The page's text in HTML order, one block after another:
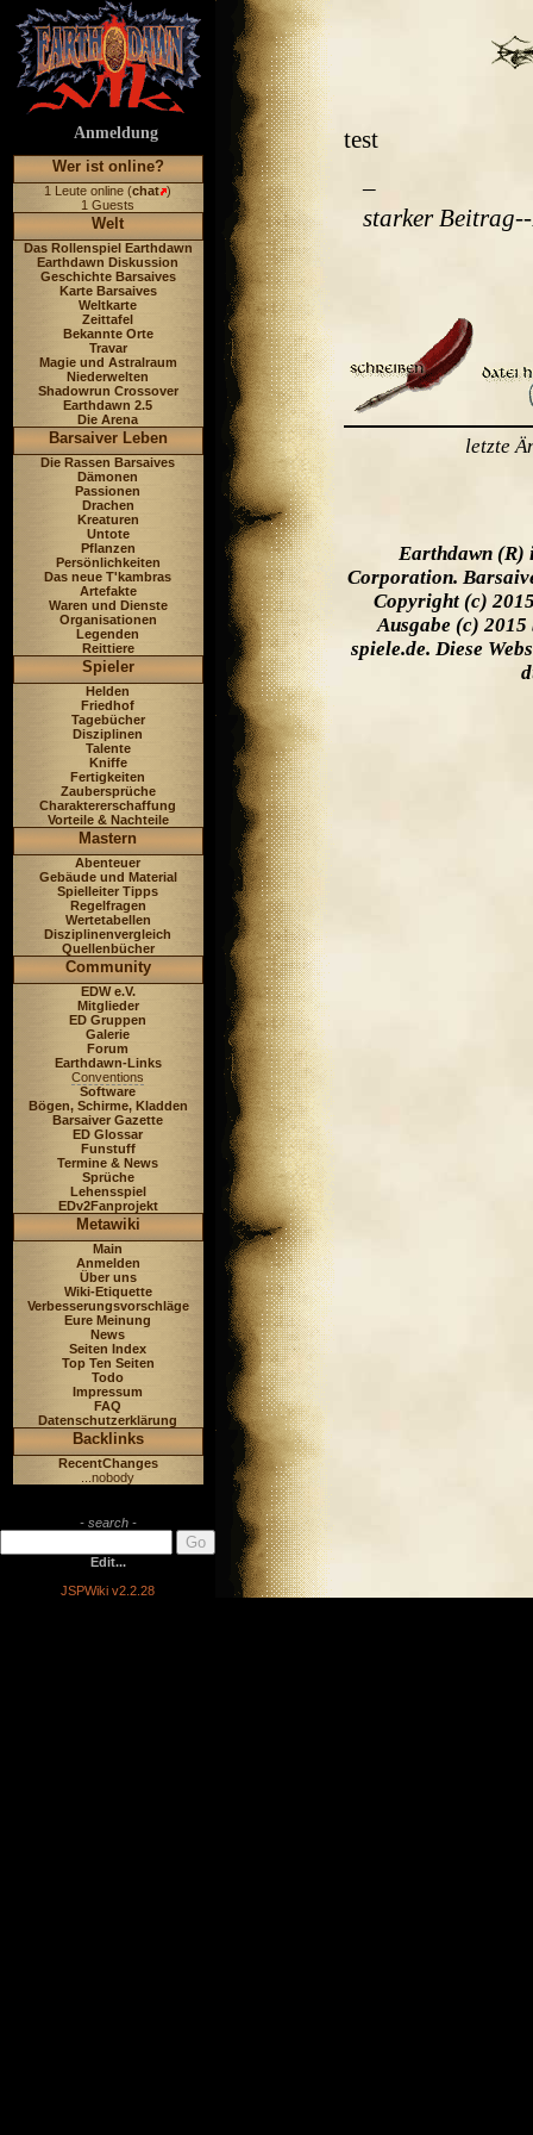
Anmeldung
Wer ist online?
1 Leute online (chat )
1 Guests
Welt
Das Rollenspiel Earthdawn
Earthdawn Diskussion
Geschichte Barsaives
Karte Barsaives
Weltkarte
Zeittafel
Bekannte Orte
Travar
Magie und Astralraum
Niederwelten
Shadowrun Crossover
Earthdawn 2.5
Die Arena
Barsaiver Leben
Die Rassen Barsaives
Dämonen
Passionen
Drachen
Kreaturen
Untote
Pflanzen
Persönlichkeiten
Das neue T'kambras
Artefakte
Waren und Dienste
Organisationen
Legenden
Reittiere
Spieler
Helden
Friedhof
Tagebücher
Disziplinen
Talente
Kniffe
Fertigkeiten
Zaubersprüche
Charaktererschaffung
Vorteile & Nachteile
Mastern
Abenteuer
Gebäude und Material
Spielleiter Tipps
Regelfragen
Wertetabellen
Disziplinenvergleich
Quellenbücher
Community
EDW e.V.
Mitglieder
ED Gruppen
Galerie
Forum
Earthdawn-Links
Conventions
Software
Bögen, Schirme, Kladden
Barsaiver Gazette
ED Glossar
Funstuff
Termine & News
Sprüche
Lehensspiel
EDv2Fanprojekt
Metawiki
Main
Anmelden
Über uns
Wiki-Etiquette
Verbesserungsvorschläge
Eure Meinung
News
Seiten Index
Top Ten Seiten
Todo
Impressum
FAQ
Datenschutzerklärung
Backlinks
RecentChanges
...nobody
- search -
Edit...
JSPWiki v2.2.28
test
starker Beitrag
letzte
Earthdawn (R)
Corporation.
Copyright (c)
Ausgabe (c) 2015
spiele.de. Diese